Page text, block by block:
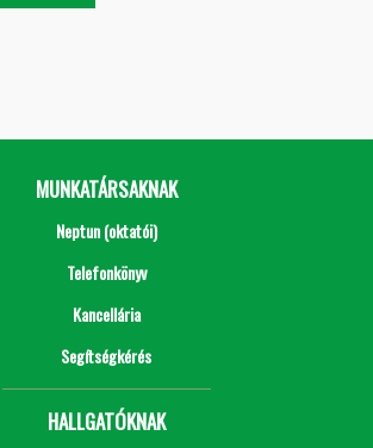
MUNKATÁRSAKNAK
Neptun (oktatói)
Telefonkönyv
Kancellária
Segítségkérés
HALLGATÓKNAK